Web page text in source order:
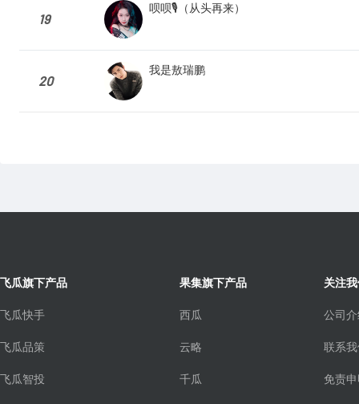
19
呗呗🎙️（从头再来）
20
我是敖瑞鹏
飞瓜旗下产品
飞瓜快手
飞瓜品策
飞瓜智投
果集旗下产品
西瓜
云略
千瓜
关注
公司
联系
免责